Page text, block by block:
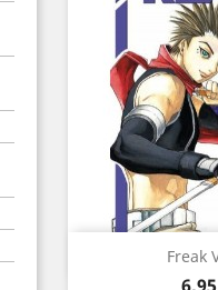
Freak
Prix